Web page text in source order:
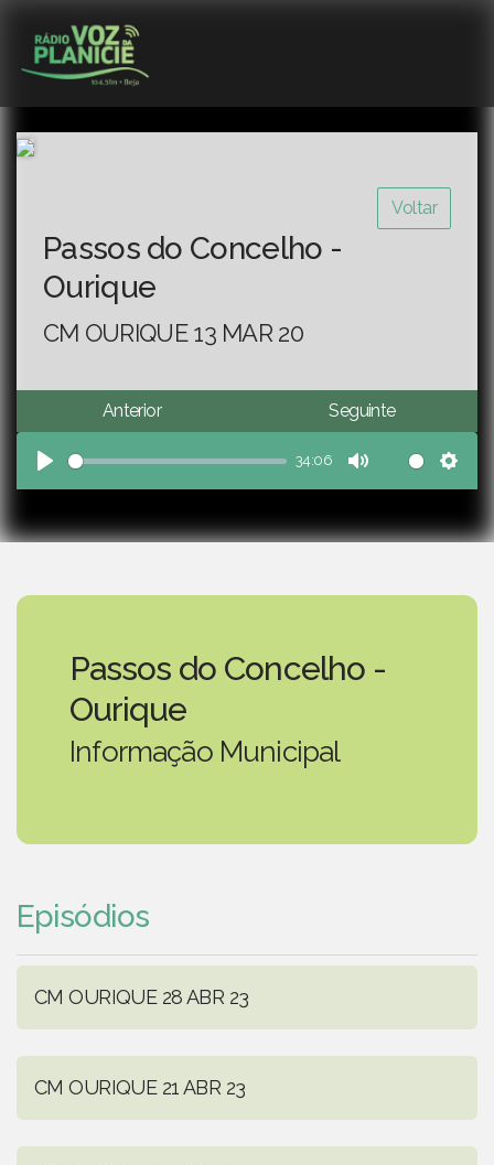
Voltar
Passos do Concelho -
Ourique
CM OURIQUE 13 MAR 20
Anterior Seguinte
Play
34:06
Mute
Passos do Concelho -
Ourique
Informação Municipal
Episódios
CM OURIQUE 28 ABR 23
CM OURIQUE 21 ABR 23